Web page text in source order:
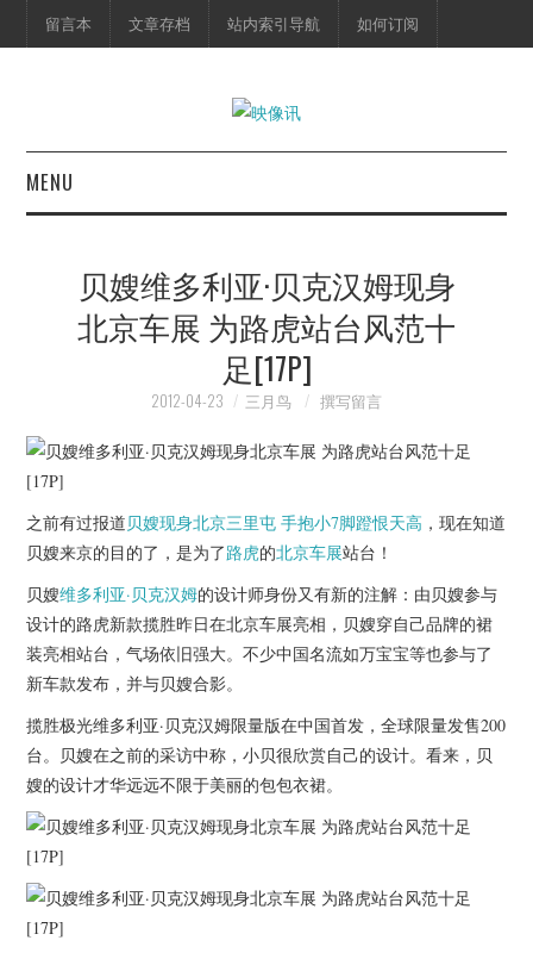
留言本 文章存档 站内索引导航 如何订阅
MENU
映像快讯
脱口秀
杂七杂八
美剧英剧
电影档期
推荐电影
贝嫂维多利亚·贝克汉姆现身
北京车展 为路虎站台风范十
足[17P]
2012-04-23 三月鸟 撰写留言
之前有过报道贝嫂现身北京三里屯 手抱小7脚蹬恨天高 ，现在知道
贝嫂来京的目的了，是为了路虎的北京车展站台！
贝嫂维多利亚·贝克汉姆的设计师身份又有新的注解：由贝嫂参与
设计的路虎新款揽胜昨日在北京车展亮相，贝嫂穿自己品牌的裙
装亮相站台，气场依旧强大。不少中国名流如万宝宝等也参与了
新车款发布，并与贝嫂合影。
揽胜极光维多利亚·贝克汉姆限量版在中国首发，全球限量发售200
台。贝嫂在之前的采访中称，小贝很欣赏自己的设计。看来，贝
嫂的设计才华远远不限于美丽的包包衣裙。